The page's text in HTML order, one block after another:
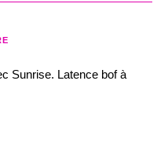
Sunrise. Latence bof à